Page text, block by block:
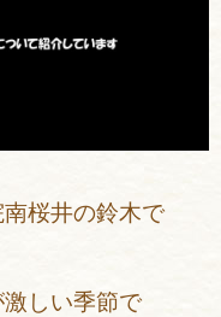
桜井の鈴木で
しい季節で